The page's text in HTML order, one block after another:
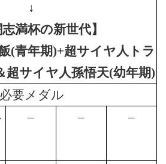
↓
満杯の新世代】
(青年期)+超サイヤ人トラ
超サイヤ人孫悟天(幼年期)
必要メダル
– – –